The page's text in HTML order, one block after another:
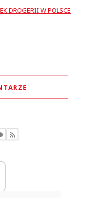
DROGERII W POLSCE